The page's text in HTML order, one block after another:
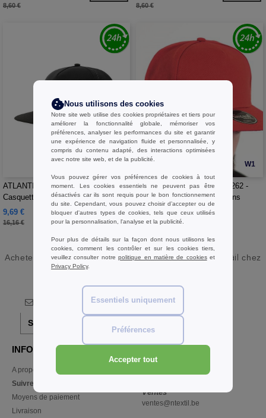
8,60 € 8,60 €
ATLANTIS HEADWEAR AT247 -
Casquette visière plate en polyester
recyclé
9,69 €
16,16 €
-40%
W1
ATLANTIS HEADWEAR AT262 -
Casquette visière plate 5 pans
5,58 €
Acheter Casquettes & Bonnets Flat Bill en gros et au détail
chez
S'abonner!
INFORMATION
A propos de Ntextil
Suivre ma commande
Moyens de paiement
Livraison
CONTACTEZ-NOUS
Ventes
ventes@ntextil.be
Nous utilisons des cookies
Notre site web utilise des cookies propriétaires et tiers pour
améliorer la fonctionnalité globale, mémoriser vos
préférences, analyser les performances du site et garantir
une expérience de navigation fluide et personnalisée, y
compris du contenu adapté, des interactions optimisées
avec notre site web, et de la publicité.
Vous pouvez gérer vos préférences de cookies à tout
moment. Les cookies essentiels ne peuvent pas être
désactivés car ils sont requis pour le bon fonctionnement
du site. Cependant, vous pouvez choisir d’accepter ou de
bloquer d'autres types de cookies, tels que ceux utilisés
pour la personnalisation, l'analyse et la publicité.
Pour plus de détails sur la façon dont nous utilisons les
cookies, comment les contrôler et sur les cookies tiers,
veuillez consulter notrepolitique en matière de cookieset
Privacy Policy.
Essentiels uniquement
Préférences
Accepter tout